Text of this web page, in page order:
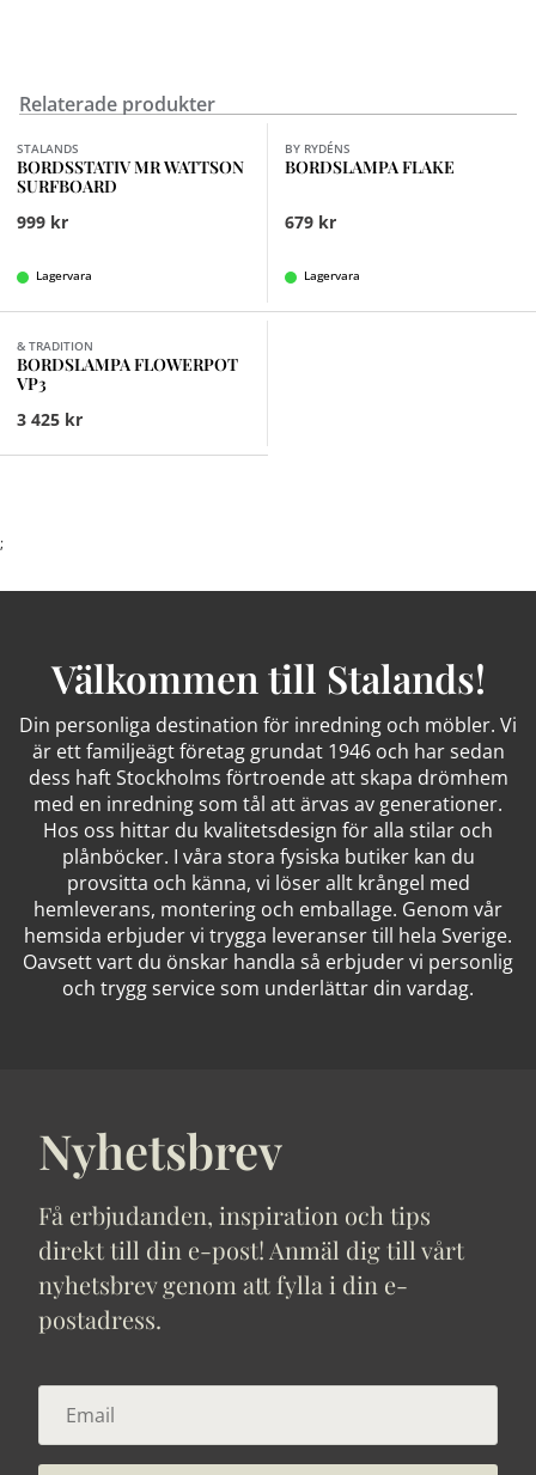
Relaterade produkter
STALANDS
BORDSSTATIV MR WATTSON
SURFBOARD
999 kr
Lagervara
BY RYDÉNS
BORDSLAMPA FLAKE
679 kr
Lagervara
& TRADITION
BORDSLAMPA FLOWERPOT
VP3
3 425 kr
;
Välkommen till Stalands!
Din personliga destination för inredning och möbler. Vi
är ett familjeägt företag grundat 1946 och har sedan
dess haft Stockholms förtroende att skapa drömhem
med en inredning som tål att ärvas av generationer.
Hos oss hittar du kvalitetsdesign för alla stilar och
plånböcker. I våra stora fysiska butiker kan du
provsitta och känna, vi löser allt krångel med
hemleverans, montering och emballage. Genom vår
hemsida erbjuder vi trygga leveranser till hela Sverige.
Oavsett vart du önskar handla så erbjuder vi personlig
och trygg service som underlättar din vardag.
Nyhetsbrev
Få erbjudanden, inspiration och tips
direkt till din e-post! Anmäl dig till vårt
nyhetsbrev genom att fylla i din e-
postadress.